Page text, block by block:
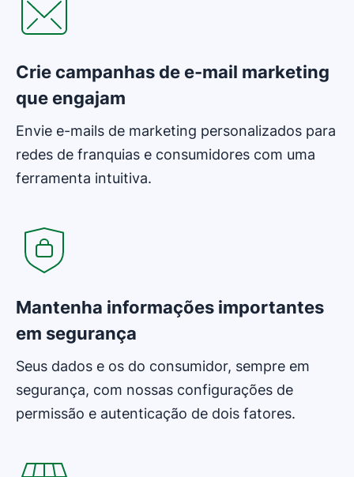
Crie campanhas de e-mail marketing
que engajam
Envie e-mails de marketing personalizados para
redes de franquias e consumidores com uma
ferramenta intuitiva.
Mantenha informações importantes
em segurança
Seus dados e os do consumidor, sempre em
segurança, com nossas configurações de
permissão e autenticação de dois fatores.